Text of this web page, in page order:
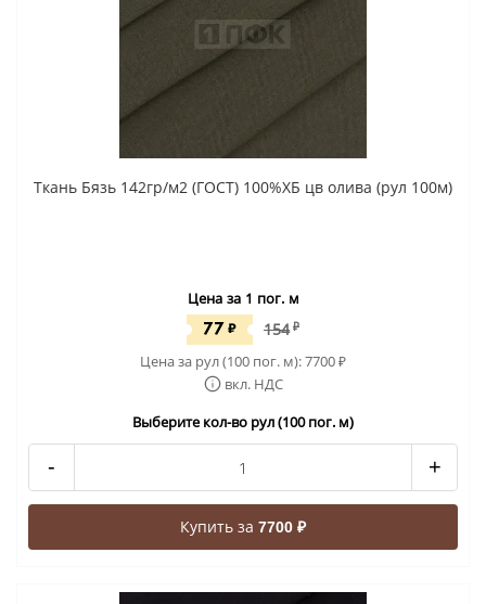
Ткань Бязь 142гр/м2 (ГОСТ) 100%ХБ цв олива (рул 100м)
Цена за 1 пог. м
77₽ 154 ₽
Цена за рул (100 пог. м):7700₽
вкл. НДС
Выберите кол-во рул (100 пог. м)
- +
Купить за 7700 ₽